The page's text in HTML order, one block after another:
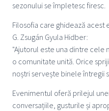
sezonului se împletesc firesc.
Filosofia care ghidează
G. Zsugán Gyula Hidber:
"Ajutorul este una dintre cele
o comunitate unită. Orice
noștri servește binele întregii
Evenimentul oferă prilejul
conversațiile, gusturile și